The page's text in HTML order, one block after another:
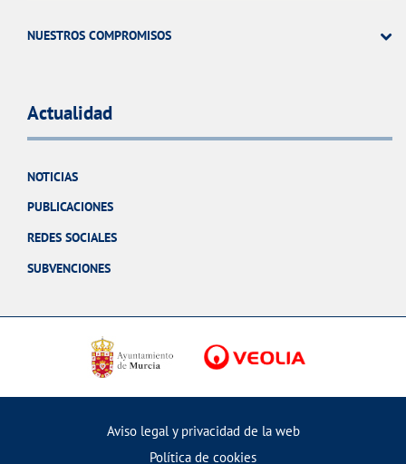
NUESTROS COMPROMISOS
Actualidad
NOTICIAS
PUBLICACIONES
REDES SOCIALES
SUBVENCIONES
Aviso legal y privacidad de la web
Política de cookies